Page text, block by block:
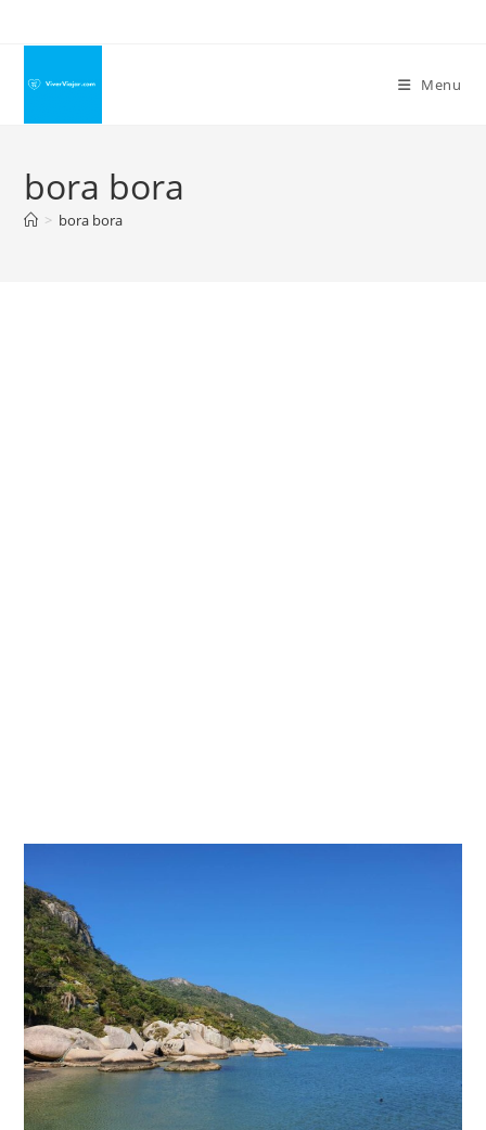
conteúdo
Menu
bora bora
> bora bora